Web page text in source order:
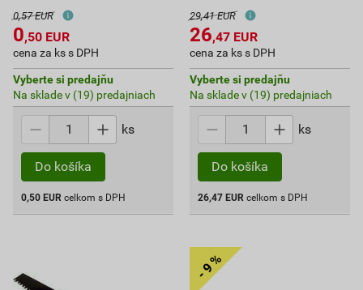
0,57 EUR
0,50 EUR
cena za ks s DPH
Vyberte si predajňu
Na sklade v (19) predajniach
ks
Do košíka
0,50 EUR celkom s DPH
29,41 EUR
26,47 EUR
cena za ks s DPH
Vyberte si predajňu
Na sklade v (19) predajniach
ks
Do košíka
26,47 EUR celkom s DPH